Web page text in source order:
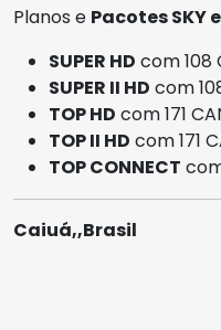
Planos e Pacotes SKY
SUPER HD com 108
SUPER II HD com
TOP HD com 171
TOP II HD com 171
TOP CONNECT
Caiuá,,Brasil